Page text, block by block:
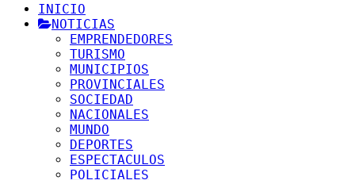
INICIO
NOTICIAS
EMPRENDEDORES
TURISMO
MUNICIPIOS
PROVINCIALES
SOCIEDAD
NACIONALES
MUNDO
DEPORTES
ESPECTACULOS
POLICIALES